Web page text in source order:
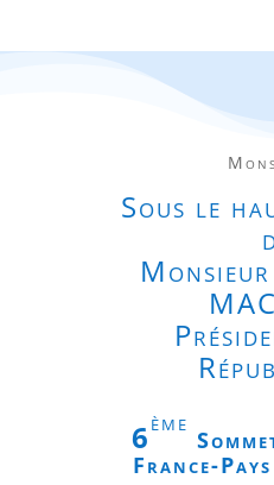
Sous le
Monsieur
6ème
France-